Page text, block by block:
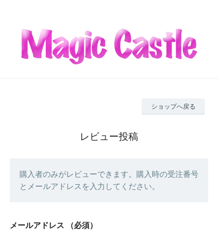
ショップへ戻る
レビュー投稿
購入者のみがレビューできます。購入時の受注番号
とメールアドレスを入力してください。
メールアドレス （必須）